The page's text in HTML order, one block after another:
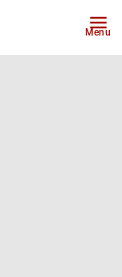
Menu